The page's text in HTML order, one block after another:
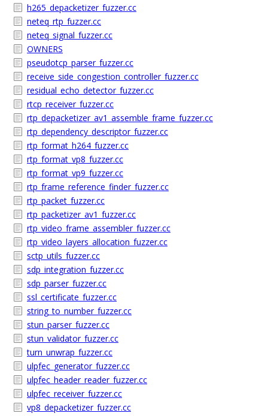
h265_depacketizer_fuzzer.cc
neteq_rtp_fuzzer.cc
neteq_signal_fuzzer.cc
OWNERS
pseudotcp_parser_fuzzer.cc
receive_side_congestion_controller_fuzzer.cc
residual_echo_detector_fuzzer.cc
rtcp_receiver_fuzzer.cc
rtp_depacketizer_av1_assemble_frame_fuzzer.cc
rtp_dependency_descriptor_fuzzer.cc
rtp_format_h264_fuzzer.cc
rtp_format_vp8_fuzzer.cc
rtp_format_vp9_fuzzer.cc
rtp_frame_reference_finder_fuzzer.cc
rtp_packet_fuzzer.cc
rtp_packetizer_av1_fuzzer.cc
rtp_video_frame_assembler_fuzzer.cc
rtp_video_layers_allocation_fuzzer.cc
sctp_utils_fuzzer.cc
sdp_integration_fuzzer.cc
sdp_parser_fuzzer.cc
ssl_certificate_fuzzer.cc
string_to_number_fuzzer.cc
stun_parser_fuzzer.cc
stun_validator_fuzzer.cc
turn_unwrap_fuzzer.cc
ulpfec_generator_fuzzer.cc
ulpfec_header_reader_fuzzer.cc
ulpfec_receiver_fuzzer.cc
vp8_depacketizer_fuzzer.cc